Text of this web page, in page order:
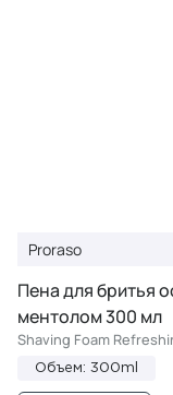
Proraso
Пена для бритья
ментолом 300 мл
Shaving Foam
Объем: 300ml